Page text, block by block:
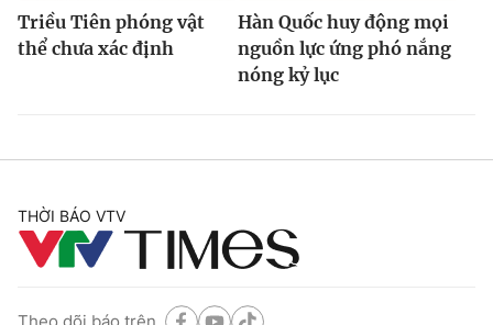
Triều Tiên phóng vật
thể chưa xác định
Hàn Quốc huy động mọi
nguồn lực ứng phó nắng
nóng kỷ lục
THỜI BÁO VTV